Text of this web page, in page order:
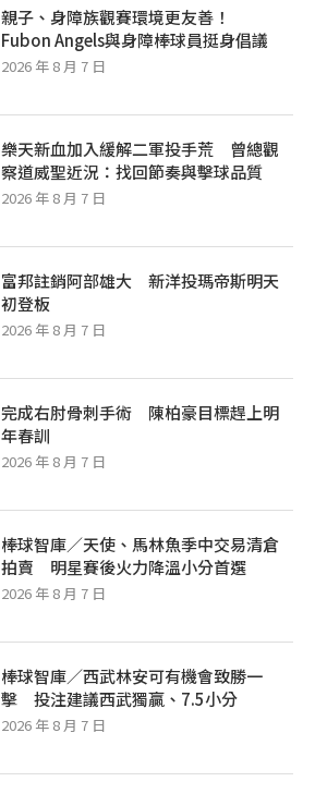
親子、身障族觀賽環境更友善！
Fubon Angels與身障棒球員挺身倡議
2026 年 8 月 7 日
樂天新血加入緩解二軍投手荒 曾總觀
察道威聖近況：找回節奏與擊球品質
2026 年 8 月 7 日
富邦註銷阿部雄大 新洋投瑪帝斯明天
初登板
2026 年 8 月 7 日
完成右肘骨刺手術 陳柏豪目標趕上明
年春訓
2026 年 8 月 7 日
棒球智庫／天使、馬林魚季中交易清倉
拍賣 明星賽後火力降溫小分首選
2026 年 8 月 7 日
棒球智庫／西武林安可有機會致勝一
擊 投注建議西武獨贏、7.5小分
2026 年 8 月 7 日